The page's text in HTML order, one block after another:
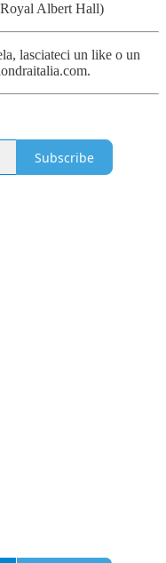
Albert Hall)
lasciateci un like o un
Subscribe